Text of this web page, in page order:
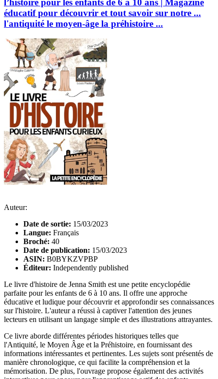
l’histoire pour les enfants de 6 à 10 ans | Magazine
éducatif pour découvrir et tout savoir sur notre ...
l'antiquité le moyen-âge la préhistoire ...
Auteur:
Date de sortie: 15/03/2023
Langue: Français
Broché: 40
Date de publication: 15/03/2023
ASIN: B0BYKZVPBP
Éditeur: Independently published
Le livre d'histoire de Jenna Smith est une petite encyclopédie
parfaite pour les enfants de 6 à 10 ans. Il offre une approche
éducative et ludique pour découvrir et approfondir ses connaissances
sur l'histoire. L'auteur a réussi à captiver l'attention des jeunes
lecteurs en utilisant un langage simple et des illustrations attrayantes.
Ce livre aborde différentes périodes historiques telles que
l'Antiquité, le Moyen Âge et la Préhistoire, en fournissant des
informations intéressantes et pertinentes. Les sujets sont présentés de
manière chronologique, ce qui facilite la compréhension et la
mémorisation. De plus, l'ouvrage propose également des activités